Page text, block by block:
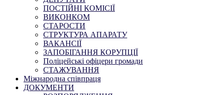
ПОСТІЙНІ КОМІСІЇ
ВИКОНКОМ
СТАРОСТИ
СТРУКТУРА АПАРАТУ
ВАКАНСІЇ
ЗАПОБІГАННЯ КОРУПЦІЇ
Поліцейські офіцери громади
СТАЖУВАННЯ
Міжнародна співпраця
ДОКУМЕНТИ